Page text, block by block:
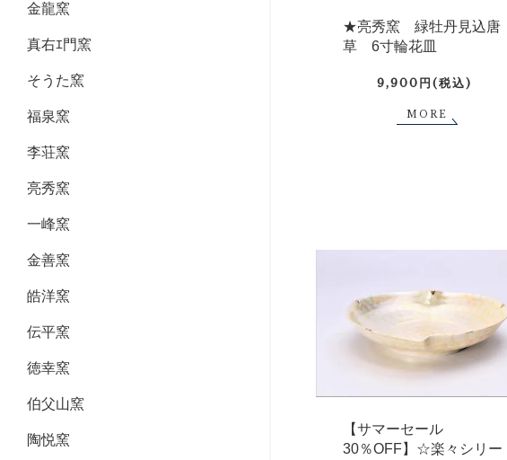
★亮秀窯 緑牡丹見込唐
草 6寸輪花皿
9,900円(税込)
MORE
【サマーセール
30％OFF】☆楽々シリー
金龍窯
真右ｴ門窯
そうた窯
福泉窯
李荘窯
亮秀窯
一峰窯
金善窯
皓洋窯
伝平窯
徳幸窯
伯父山窯
陶悦窯